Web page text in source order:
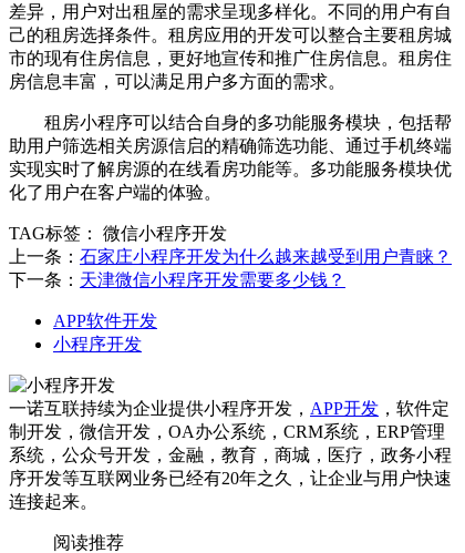
差异，用户对出租屋的需求呈现多样化。不同的用户有自
己的租房选择条件。租房应用的开发可以整合主要租房城
市的现有住房信息，更好地宣传和推广住房信息。租房住
房信息丰富，可以满足用户多方面的需求。
租房小程序可以结合自身的多功能服务模块，包括帮
助用户筛选相关房源信启的精确筛选功能、通过手机终端
实现实时了解房源的在线看房功能等。多功能服务模块优
化了用户在客户端的体验。
TAG标签：
微信小程序开发
上一条： 石家庄小程序开发为什么越来越受到用户青睐？
下一条： 天津微信小程序开发需要多少钱？
APP软件开发
小程序开发
一诺互联持续为企业提供小程序开发， APP开发 ，软件定
制开发，微信开发，OA办公系统，CRM系统，ERP管理
系统，公众号开发，金融，教育，商城，医疗，政务小程
序开发等互联网业务已经有20年之久，让企业与用户快速
连接起来。
阅读推荐